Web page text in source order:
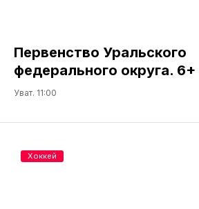
Первенство Уральского
федерального округа. 6+
Уват. 11:00
Хоккей